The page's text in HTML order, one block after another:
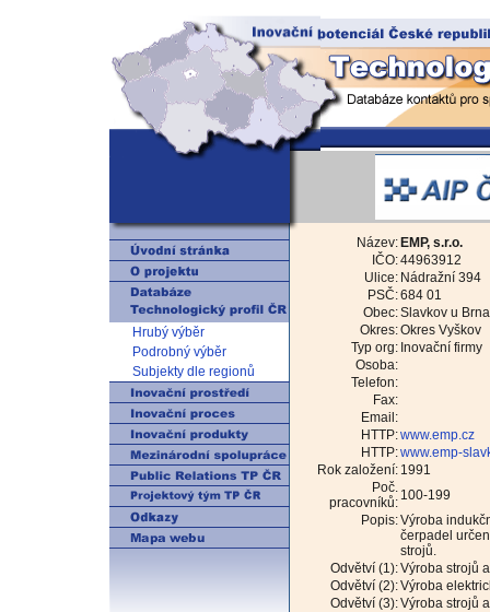
Hrubý výběr
Podrobný výběr
Subjekty dle regionů
Název: EMP, s.r.o.
IČO:44963912
Ulice: Nádražní 394
PSČ:684 01
Obec:Slavkov u Brna
Okres:Okres Vyškov
Typ org: Inovační firmy
Osoba:
Telefon:
Fax:
Email:
HTTP:www.emp.cz
HTTP:www.emp-
Rok založení: 1991
Poč.
pracovníků: 100-199
Popis:Výroba
čerpadel
strojů.
Odvětví (1):Výroba strojů
Odvětví (2):Výroba
Odvětví (3):Výroba strojů